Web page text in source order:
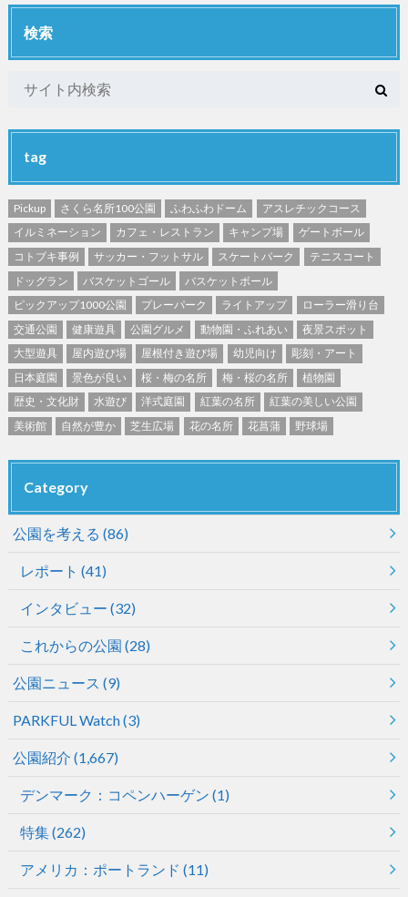
検索
tag
Pickup さくら名所100公園 ふわふわドーム
アスレチックコース
イルミネーション
カフェ・レストラン キャンプ場
ゲートボール
コトブキ事例
サッカー・フットサル スケートパーク
テニスコート
ドッグラン
バスケットゴール
バスケットボール
ピックアップ1000公園
プレーパーク ライトアップ
ローラー滑り台
交通公園
健康遊具 公園グルメ 動物園・ふれあい
夜景スポット
大型遊具
屋内遊び場 屋根付き遊び場 幼児向け
彫刻・アート
日本庭園
景色が良い 桜・梅の名所 梅・桜の名所
植物園
歴史・文化財
水遊び 洋式庭園 紅葉の名所
紅葉の美しい公園
美術館
自然が豊か 芝生広場 花の名所 花菖蒲 野球場
Category
公園を考える (86)
レポート (41)
インタビュー (32)
これからの公園 (28)
公園ニュース (9)
PARKFUL Watch(3)
公園紹介 (1,667)
デンマーク：コペンハーゲン (1)
特集(262)
アメリカ：ポートランド (11)